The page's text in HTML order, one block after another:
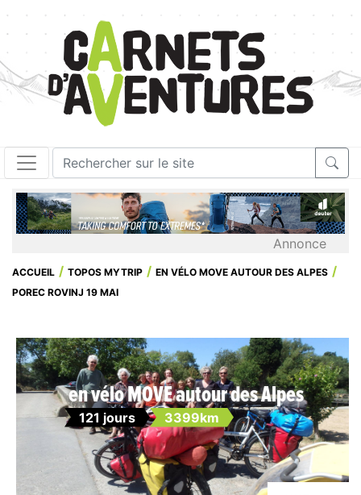
Annonce
ACCUEIL TOPOS MYTRIP
EN VÉLO MOVE AUTOUR DES ALPES
POREC ROVINJ 19 MAI
en vélo MOVE autour des Alpes
121 jours 3399km